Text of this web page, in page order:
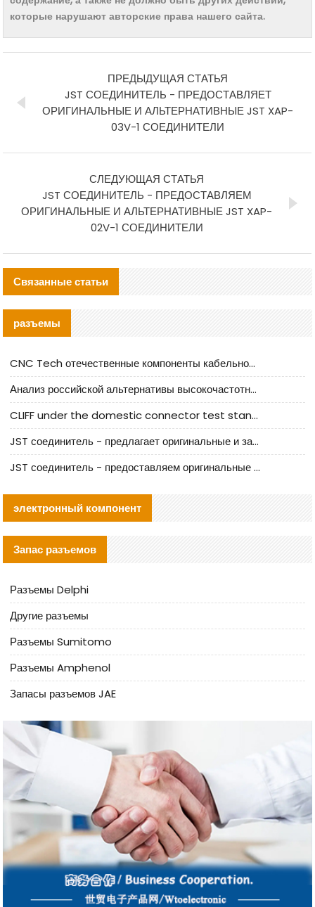
которые нарушают авторские права нашего сайта.
ПРЕДЫДУЩАЯ СТАТЬЯ
JST СОЕДИНИТЕЛЬ - ПРЕДОСТАВЛЯЕТ
ОРИГИНАЛЬНЫЕ И АЛЬТЕРНАТИВНЫЕ JST XAP-
03V-1 СОЕДИНИТЕЛИ
СЛЕДУЮЩАЯ СТАТЬЯ
JST СОЕДИНИТЕЛЬ - ПРЕДОСТАВЛЯЕМ
ОРИГИНАЛЬНЫЕ И АЛЬТЕРНАТИВНЫЕ JST XAP-
02V-1 СОЕДИНИТЕЛИ
Связанные статьи
разъемы
CNC Tech отечественные компоненты кабельной арматуры оценка и руководство по производственному внедрению
Анализ российской альтернативы высокочастотных кабельных колодцев I-PEX
CLIFF under the domestic connector test standard update
JST соединитель - предлагает оригинальные и заменяющие JST NSHR-02V-S соединители
JST соединитель - предоставляем оригинальные JST GHR-09V-S соединители и их аналоги
электронный компонент
Запас разъемов
Разъемы Delphi
Другие разъемы
Разъемы Sumitomo
Разъемы Amphenol
Запасы разъемов JAE